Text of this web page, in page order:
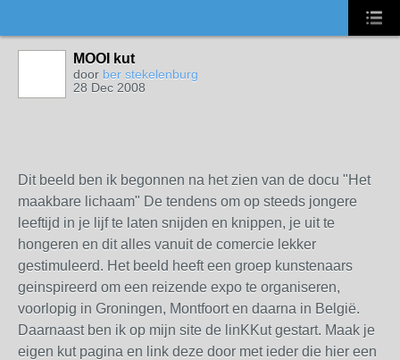
MOOI kut
door ber stekelenburg
28 Dec 2008
Dit beeld ben ik begonnen na het zien van de docu "Het
maakbare lichaam" De tendens om op steeds jongere
leeftijd in je lijf te laten snijden en knippen, je uit te
hongeren en dit alles vanuit de comercie lekker
gestimuleerd. Het beeld heeft een groep kunstenaars
geinspireerd om een reizende expo te organiseren,
voorlopig in Groningen, Montfoort en daarna in België.
Daarnaast ben ik op mijn site de linKKut gestart. Maak je
eigen kut pagina en link deze door met ieder die hier een